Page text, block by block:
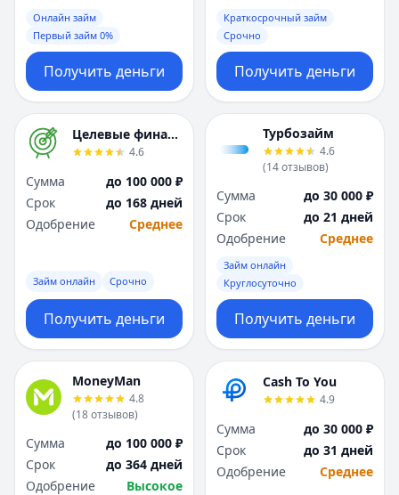
Уфа
Х
Хабаровск
Ч
Чебоксары
Челябинск
Чита
Я
Ярославль
Вся Россия
Уфа
Х
Хабаровск
Ч
Чебоксары
Челябинск
Чита
Я
Ярославль
Вся Россия
Онлайн займ
Первый займ 0%
Получить деньги
Краткосрочный займ
Срочно
Получить деньги
Целевые финансы
4.6
Сумма
до 100 000 ₽
Срок
до 168 дней
Одобрение
Среднее
Займ онлайн Срочно
Получить деньги
Турбозайм
4.6
(14отзывов)
Сумма
до 30 000 ₽
Срок
до 21 дней
Одобрение
Среднее
Займ онлайн
Круглосуточно
Получить деньги
MoneyMan
4.8
(18отзывов)
Сумма
до 100 000 ₽
Срок
до 364 дней
Одобрение
Высокое
Cash To You
4.9
Сумма
до 30 000 ₽
Срок
до 31 дней
Одобрение
Среднее